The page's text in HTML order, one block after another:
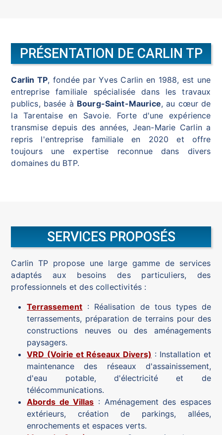
PRÉSENTATION DE CARLIN TP
Carlin TP, fondée par Yves Carlin en 1988, est une
entreprise familiale spécialisée dans les travaux
publics, basée à Bourg-Saint-Maurice, au cœur de
la Tarentaise en Savoie. Forte d'une expérience
transmise depuis des années, Jean-Marie Carlin a
repris l'entreprise familiale en 2020 et offre
toujours une expertise reconnue dans divers
domaines du BTP.
SERVICES PROPOSÉS
Carlin TP propose une large gamme de services
adaptés aux besoins des particuliers, des
professionnels et des collectivités :
Terrassement : Réalisation de tous types de
terrassements, préparation de terrains pour des
constructions neuves ou des aménagements
paysagers.
VRD (Voirie et Réseaux Divers) : Installation et
maintenance des réseaux d'assainissement,
d'eau potable, d'électricité et de
télécommunications.
Abords de Villas : Aménagement des espaces
extérieurs, création de parkings, allées,
enrochements et espaces verts.